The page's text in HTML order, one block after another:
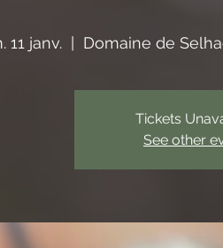
11 janv.
  |
Domaine de
Tickets
See other